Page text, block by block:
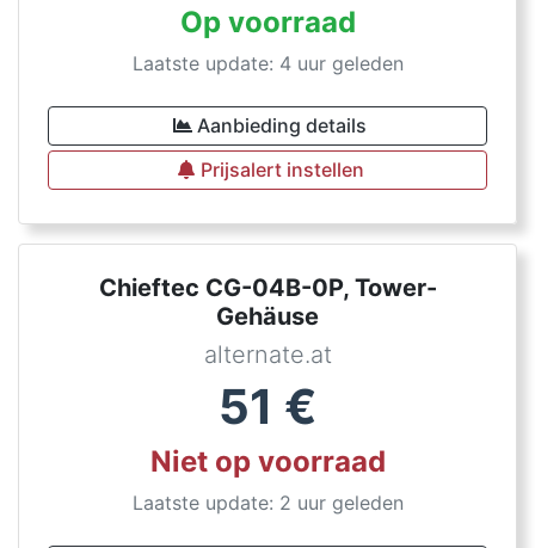
Op voorraad
Laatste update: 4 uur geleden
Aanbieding details
Prijsalert instellen
Chieftec CG-04B-0P, Tower-
Gehäuse
alternate.at
51 €
Niet op voorraad
Laatste update: 2 uur geleden